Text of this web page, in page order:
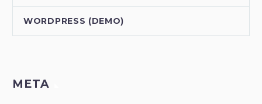
WORDPRESS (DEMO)
META